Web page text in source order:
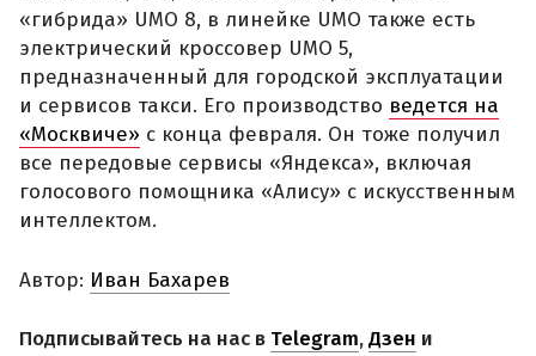
«гибрида» UMO 8, в линейке UMO также есть
электрический кроссовер UMO 5,
предназначенный для городской эксплуатации
и сервисов такси. Его производство ведется на
«Москвиче» с конца февраля. Он тоже получил
все передовые сервисы «Яндекса», включая
голосового помощника «Алису» с искусственным
интеллектом.
Автор: Иван Бахарев
Подписывайтесь на нас в Telegram,Дзен и